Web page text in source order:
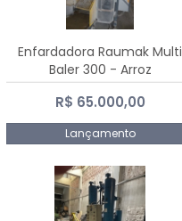
Enfardadora Raumak Multi
Baler 300 - Arroz
R$ 65.000,00
Lançamento